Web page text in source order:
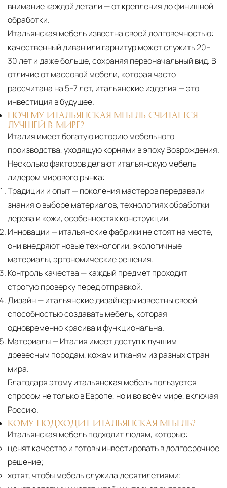
внимание каждой детали — от крепления до финишной
обработки.
Итальянская мебель известна своей долговечностью:
качественный диван или гарнитур может служить 20–
30 лет и даже больше, сохраняя первоначальный вид. В
отличие от массовой мебели, которая часто
рассчитана на 5–7 лет, итальянские изделия — это
инвестиция в будущее.
ПОЧЕМУ ИТАЛЬЯНСКАЯ МЕБЕЛЬ СЧИТАЕТСЯ
ЛУЧШЕЙ В МИРЕ?
Италия имеет богатую историю мебельного
производства, уходящую корнями в эпоху Возрождения.
Несколько факторов делают итальянскую мебель
лидером мирового рынка:
Традиции и опыт— поколения мастеров передавали
знания о выборе материалов, технологиях обработки
дерева и кожи, особенностях конструкции.
Инновации — итальянские фабрики не стоят на месте,
они внедряют новые технологии, экологичные
материалы, эргономические решения.
Контроль качества — каждый предмет проходит
строгую проверку перед отправкой.
Дизайн— итальянские дизайнеры известны своей
способностью создавать мебель, которая
одновременно красива и функциональна.
Материалы— Италия имеет доступ к лучшим
древесным породам, кожам и тканям из разных стран
мира.
Благодаря этому итальянская мебель пользуется
спросом не только в Европе, но и во всём мире, включая
Россию.
КОМУ ПОДХОДИТ ИТАЛЬЯНСКАЯ МЕБЕЛЬ?
Итальянская мебель подходит людям, которые:
ценят качество и готовы инвестировать в долгосрочное
решение;
хотят, чтобы мебель служила десятилетиями;